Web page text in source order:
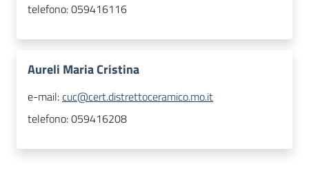
telefono:059416116
Aureli Maria Cristina
e-mail:cuc@cert.distrettoceramico.mo.it
telefono:059416208